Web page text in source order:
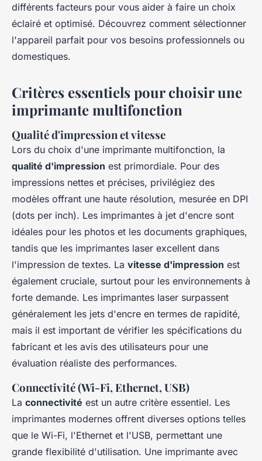
différents facteurs pour vous aider à faire un choix
éclairé et optimisé. Découvrez comment sélectionner
l'appareil parfait pour vos besoins professionnels ou
domestiques.
Critères essentiels pour choisir une
imprimante multifonction
Qualité d'impression et vitesse
Lors du choix d'une imprimante multifonction, la
qualité d'impression est primordiale. Pour des
impressions nettes et précises, privilégiez des
modèles offrant une haute résolution, mesurée en DPI
(dots per inch). Les imprimantes à jet d'encre sont
idéales pour les photos et les documents graphiques,
tandis que les imprimantes laser excellent dans
l'impression de textes. La vitesse d'impression est
également cruciale, surtout pour les environnements à
forte demande. Les imprimantes laser surpassent
généralement les jets d'encre en termes de rapidité,
mais il est important de vérifier les spécifications du
fabricant et les avis des utilisateurs pour une
évaluation réaliste des performances.
Connectivité (Wi-Fi, Ethernet, USB)
La connectivité est un autre critère essentiel. Les
imprimantes modernes offrent diverses options telles
que le Wi-Fi, l'Ethernet et l'USB, permettant une
grande flexibilité d'utilisation. Une imprimante avec